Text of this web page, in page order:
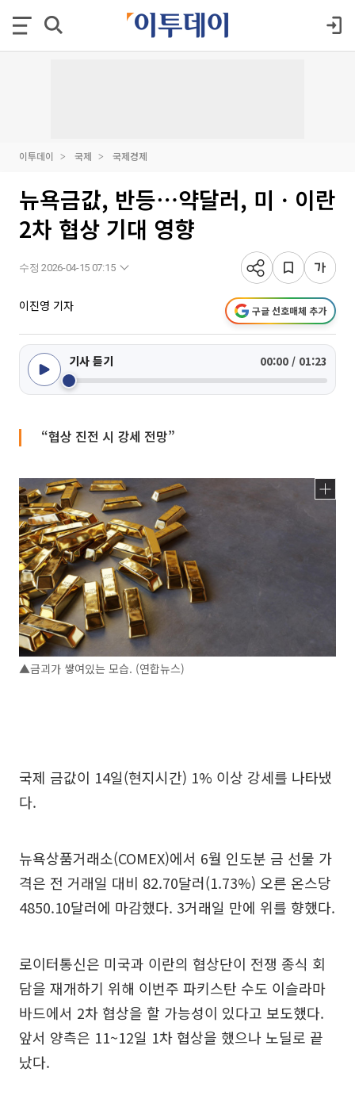
이투데이 국제 국제경제
뉴욕금값, 반등⋯약달러, 미ㆍ이란
2차 협상 기대 영향
수정 2026-04-15 07:15
이진영 기자 구글 선호매체 추가
기사 듣기 00:00 / 01:23
“협상 진전 시 강세 전망”
▲금괴가 쌓여있는 모습. (연합뉴스)
국제 금값이 14일(현지시간) 1% 이상 강세를 나타냈
다.
뉴욕상품거래소(COMEX)에서 6월 인도분 금 선물 가
격은 전 거래일 대비 82.70달러(1.73%) 오른 온스당
4850.10달러에 마감했다. 3거래일 만에 위를 향했다.
로이터통신은 미국과 이란의 협상단이 전쟁 종식 회
담을 재개하기 위해 이번주 파키스탄 수도 이슬라마
바드에서 2차 협상을 할 가능성이 있다고 보도했다.
앞서 양측은 11~12일 1차 협상을 했으나 노딜로 끝
났다.